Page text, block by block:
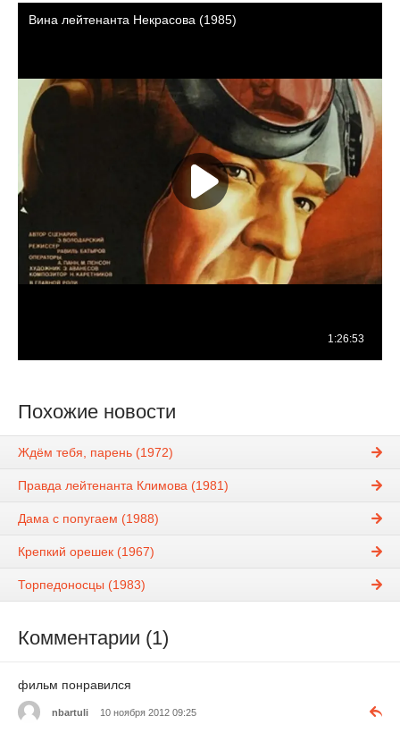
Похожие новости
Ждём тебя, парень (1972)
Правда лейтенанта Климова (1981)
Дама с попугаем (1988)
Крепкий орешек (1967)
Торпедоносцы (1983)
Комментарии (1)
фильм понравился
nbartuli 10 ноября 2012 09:25